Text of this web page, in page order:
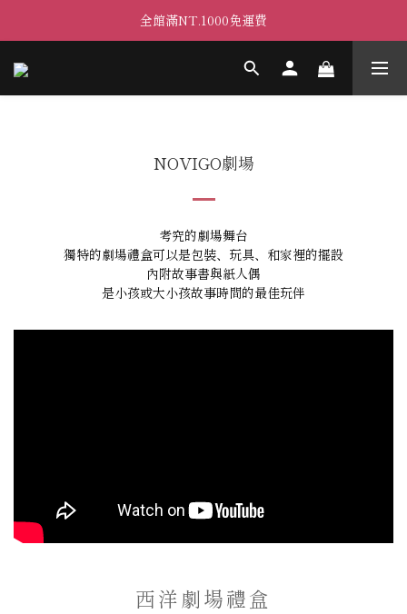
全館滿NT.1000免運費
NOVIGO劇場
考究的劇場舞台
獨特的劇場禮盒可以是包裝、玩具、和家裡的擺設
內附故事書與紙人偶
是小孩或大小孩故事時間的最佳玩伴
西洋劇場禮盒